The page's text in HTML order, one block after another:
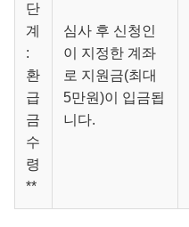
단
계
:
환
급
금
수
령
**
심사 후 신청인
이 지정한 계좌
로 지원금(최대
5만원)이 입금됩
니다.